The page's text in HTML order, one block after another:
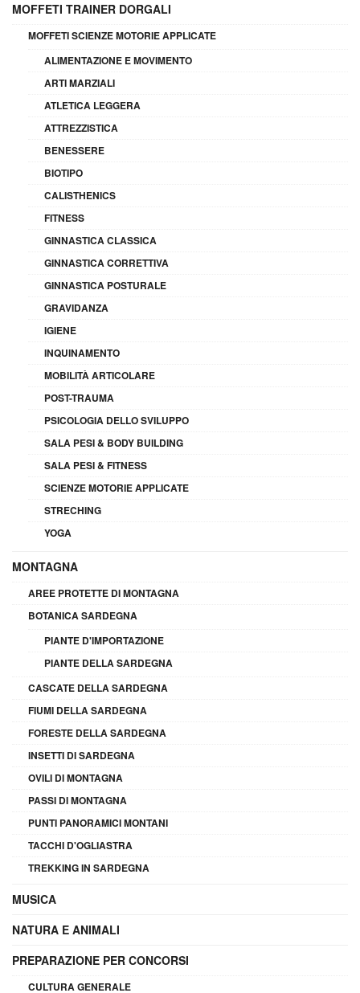
MOFFETI TRAINER DORGALI
MOFFETI SCIENZE MOTORIE APPLICATE
ALIMENTAZIONE E MOVIMENTO
ARTI MARZIALI
ATLETICA LEGGERA
ATTREZZISTICA
BENESSERE
BIOTIPO
CALISTHENICS
FITNESS
GINNASTICA CLASSICA
GINNASTICA CORRETTIVA
GINNASTICA POSTURALE
GRAVIDANZA
IGIENE
INQUINAMENTO
MOBILITÀ ARTICOLARE
POST-TRAUMA
PSICOLOGIA DELLO SVILUPPO
SALA PESI & BODY BUILDING
SALA PESI & FITNESS
SCIENZE MOTORIE APPLICATE
STRECHING
YOGA
MONTAGNA
AREE PROTETTE DI MONTAGNA
BOTANICA SARDEGNA
PIANTE D'IMPORTAZIONE
PIANTE DELLA SARDEGNA
CASCATE DELLA SARDEGNA
FIUMI DELLA SARDEGNA
FORESTE DELLA SARDEGNA
INSETTI DI SARDEGNA
OVILI DI MONTAGNA
PASSI DI MONTAGNA
PUNTI PANORAMICI MONTANI
TACCHI D'OGLIASTRA
TREKKING IN SARDEGNA
MUSICA
NATURA E ANIMALI
PREPARAZIONE PER CONCORSI
CULTURA GENERALE